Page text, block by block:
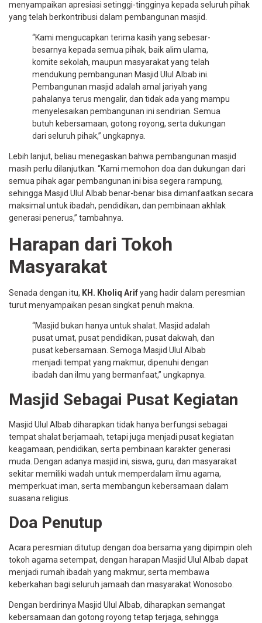
menyampaikan apresiasi setinggi-tingginya kepada seluruh pihak
yang telah berkontribusi dalam pembangunan masjid.
“Kami mengucapkan terima kasih yang sebesar-
besarnya kepada semua pihak, baik alim ulama,
komite sekolah, maupun masyarakat yang telah
mendukung pembangunan Masjid Ulul Albab ini.
Pembangunan masjid adalah amal jariyah yang
pahalanya terus mengalir, dan tidak ada yang mampu
menyelesaikan pembangunan ini sendirian. Semua
butuh kebersamaan, gotong royong, serta dukungan
dari seluruh pihak,” ungkapnya.
Lebih lanjut, beliau menegaskan bahwa pembangunan masjid
masih perlu dilanjutkan. “Kami memohon doa dan dukungan dari
semua pihak agar pembangunan ini bisa segera rampung,
sehingga Masjid Ulul Albab benar-benar bisa dimanfaatkan secara
maksimal untuk ibadah, pendidikan, dan pembinaan akhlak
generasi penerus,” tambahnya.
Harapan dari Tokoh
Masyarakat
Senada dengan itu, KH. Kholiq Arifyang hadir dalam peresmian
turut menyampaikan pesan singkat penuh makna.
“Masjid bukan hanya untuk shalat. Masjid adalah
pusat umat, pusat pendidikan, pusat dakwah, dan
pusat kebersamaan. Semoga Masjid Ulul Albab
menjadi tempat yang makmur, dipenuhi dengan
ibadah dan ilmu yang bermanfaat,” ungkapnya.
Masjid Sebagai Pusat Kegiatan
Masjid Ulul Albab diharapkan tidak hanya berfungsi sebagai
tempat shalat berjamaah, tetapi juga menjadi pusat kegiatan
keagamaan, pendidikan, serta pembinaan karakter generasi
muda. Dengan adanya masjid ini, siswa, guru, dan masyarakat
sekitar memiliki wadah untuk memperdalam ilmu agama,
memperkuat iman, serta membangun kebersamaan dalam
suasana religius.
Doa Penutup
Acara peresmian ditutup dengan doa bersama yang dipimpin oleh
tokoh agama setempat, dengan harapan Masjid Ulul Albab dapat
menjadi rumah ibadah yang makmur, serta membawa
keberkahan bagi seluruh jamaah dan masyarakat Wonosobo.
Dengan berdirinya Masjid Ulul Albab, diharapkan semangat
kebersamaan dan gotong royong tetap terjaga, sehingga